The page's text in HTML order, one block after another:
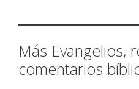
Más Evangelios,
comentarios